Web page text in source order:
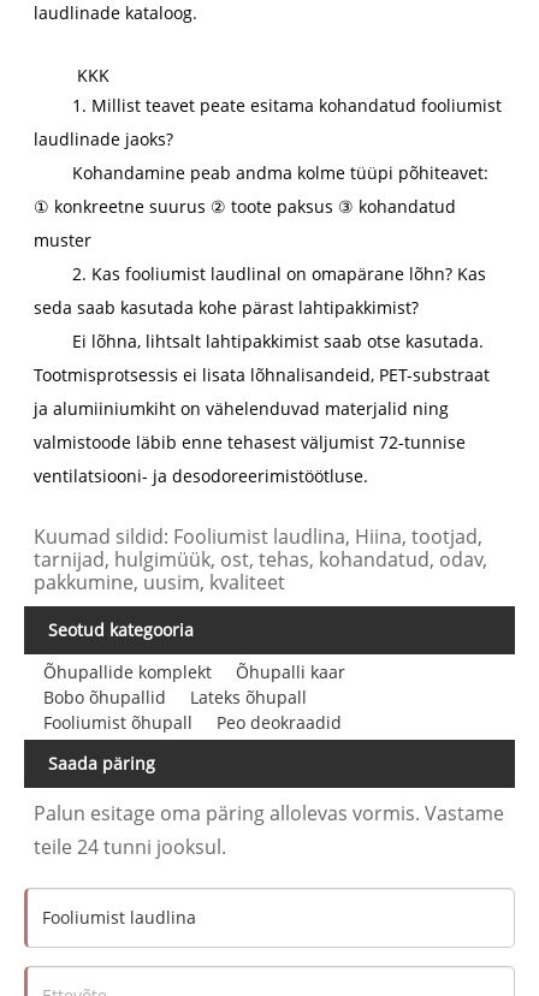
laudlinade kataloog.
KKK
1. Millist teavet peate esitama kohandatud fooliumist
laudlinade jaoks?
Kohandamine peab andma kolme tüüpi põhiteavet:
① konkreetne suurus ② toote paksus ③ kohandatud
muster
2. Kas fooliumist laudlinal on omapärane lõhn? Kas
seda saab kasutada kohe pärast lahtipakkimist?
Ei lõhna, lihtsalt lahtipakkimist saab otse kasutada.
Tootmisprotsessis ei lisata lõhnalisandeid, PET-substraat
ja alumiiniumkiht on vähelenduvad materjalid ning
valmistoode läbib enne tehasest väljumist 72-tunnise
ventilatsiooni- ja desodoreerimistöötluse.
Kuumad sildid: Fooliumist laudlina, Hiina, tootjad,
tarnijad, hulgimüük, ost, tehas, kohandatud, odav,
pakkumine, uusim, kvaliteet
Seotud kategooria
Õhupallide komplekt
Õhupalli kaar
Bobo õhupallid
Lateks õhupall
Fooliumist õhupall
Peo deokraadid
Saada päring
Palun esitage oma päring allolevas vormis. Vastame
teile 24 tunni jooksul.